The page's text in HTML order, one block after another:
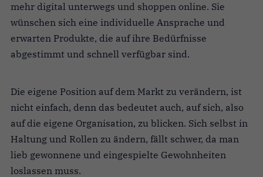
mehr digital unterwegs und shoppen online. Sie
wünschen sich eine individuelle Ansprache und
erwarten Produkte, die auf ihre Bedürfnisse
abgestimmt und schnell verfügbar sind.
Die eigene Position auf dem Markt zu verändern, ist
nicht ein­fach, denn das bedeutet auch, auf sich, also
auf die eigene Organisation, zu blicken. Sich selbst in
Haltung und Rollen zu ändern, fällt schwer, da man
lieb gewonnene und eingespielte Gewohnheiten
loslassen muss.